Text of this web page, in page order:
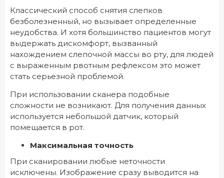
Классический способ снятия слепков
безболезненный, но вызывает определенные
неудобства. И хотя большинство пациентов могут
выдержать дискомфорт, вызванный
нахождением слепочной массы во рту, для людей
с выраженным рвотным рефлексом это может
стать серьезной проблемой.
При использовании сканера подобные
сложности не возникают. Для получения данных
используется небольшой датчик, который
помещается в рот.
Максимальная точность
При сканировании любые неточности
исключены. Изображение сразу выводится на